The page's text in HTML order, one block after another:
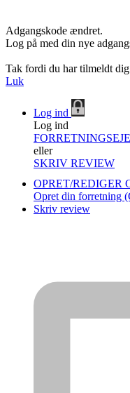
Adgangskode ændret.
Log på med din nye
Tak fordi du har tilmeldt
Luk
Log ind
Log ind
eller
SKRIV REVIEW
OPRET/REDIGER
Opret din forretning
Skriv review